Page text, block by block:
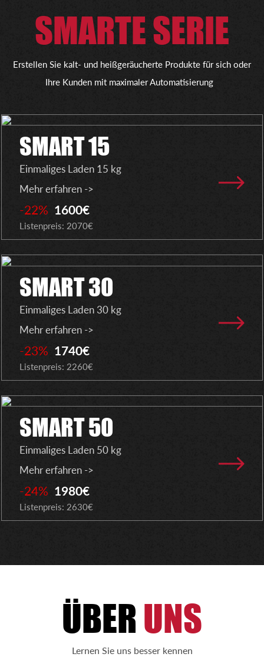
SMARTE SERIE
Erstellen Sie kalt- und heißgeräucherte Produkte für sich oder
Ihre Kunden mit maximaler Automatisierung
SMART 15
Einmaliges Laden 15 kg
Mehr erfahren ->
-22% 1600€
Listenpreis: 2070€
SMART 30
Einmaliges Laden 30 kg
Mehr erfahren ->
-23% 1740€
Listenpreis: 2260€
SMART 50
Einmaliges Laden 50 kg
Mehr erfahren ->
-24% 1980€
Listenpreis: 2630€
ÜBER UNS
Lernen Sie uns besser kennen